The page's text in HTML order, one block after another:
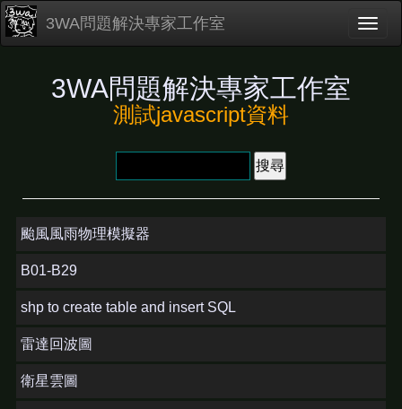
3WA問題解決專家工作室
3WA問題解決專家工作室
測試javascript資料
颱風風雨物理模擬器
B01-B29
shp to create table and insert SQL
雷達回波圖
衛星雲圖